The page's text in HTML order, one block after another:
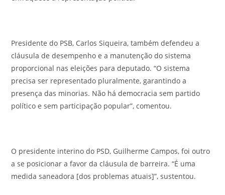
Presidente do PSB, Carlos Siqueira, também defendeu a
cláusula de desempenho e a manutenção do sistema
proporcional nas eleições para deputado. “O sistema
precisa ser representado pluralmente, garantindo a
presença das minorias. Não há democracia sem partido
político e sem participação popular”, comentou.
O presidente interino do PSD, Guilherme Campos, foi outro
a se posicionar a favor da cláusula de barreira. “É uma
medida saneadora [dos problemas atuais]”, sustentou.